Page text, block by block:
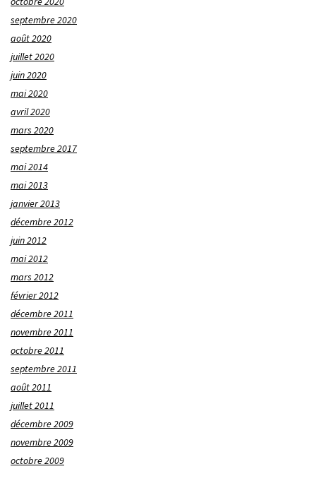
septembre 2020
août 2020
juillet 2020
juin 2020
mai 2020
avril 2020
mars 2020
septembre 2017
mai 2014
mai 2013
janvier 2013
décembre 2012
juin 2012
mai 2012
mars 2012
février 2012
décembre 2011
novembre 2011
octobre 2011
septembre 2011
août 2011
juillet 2011
décembre 2009
novembre 2009
octobre 2009